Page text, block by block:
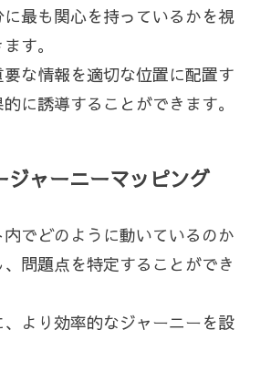
最も関心を持っているかを視
す。
な情報を適切な位置に配置す
に誘導することができます。
ジャーニーマッピング
でどのように動いているのか
問題点を特定することができ
より効率的なジャーニーを設